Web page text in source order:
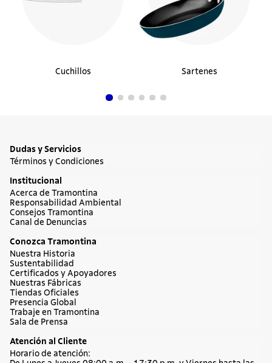
Cuchillos Sartenes
Dudas y Servicios
Términos y Condiciones
Institucional
Acerca de Tramontina
Responsabilidad Ambiental
Consejos Tramontina
Canal de Denuncias
Conozca Tramontina
Nuestra Historia
Sustentabilidad
Certificados y Apoyadores
Nuestras Fábricas
Tiendas Oficiales
Presencia Global
Trabaje en Tramontina
Sala de Prensa
Atención al Cliente
Horario de atención: